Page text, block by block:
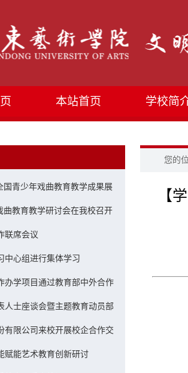
本站首页 学校简
国青少年戏曲教育教学成果展
演在山艺举行
曲教育教学研讨会在我校召开
联席会议
中心组进行集体学习
办学项目通过教育部中外合作
人士座谈会暨主题教育动员部
有限公司来校开展校企合作交
赋能艺术教育创新研讨
您的
【